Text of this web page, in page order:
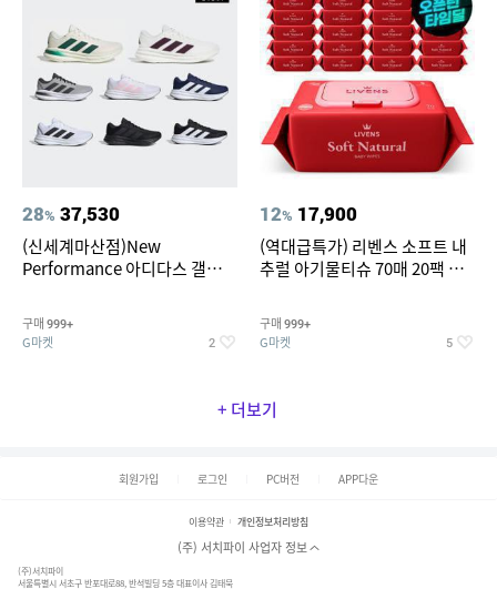
28% 37,530
(신세계마산점)New
Performance 아디다스 갤럭시
구매 999+
G마켓 2
12% 17,900
(역대급특가) 리벤스 소프트 내
추럴 아기물티슈 70매 20팩 캡
구매 999+
G마켓 5
+ 더보기
회원가입 로그인 PC버전 APP다운
이용약관 개인정보처리방침
(주) 서치파이 사업자 정보
(주)서치파이
서울특별시 서초구 반포대로88, 반석빌딩 5층 대표이사 김태묵